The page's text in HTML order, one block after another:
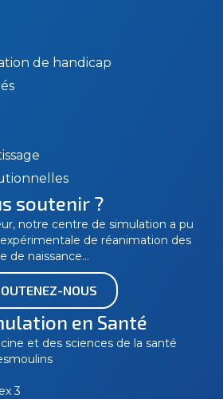
de handicap
soutenir ?
notre centre de simulation a pu
de réanimation des
de naissance…
NOUS
en Santé
et des sciences de la santé
3